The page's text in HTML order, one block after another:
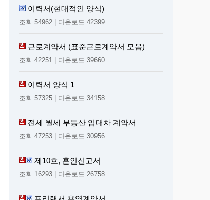
이력서(현대적인 양식)
조회 54962 | 다운로드 42399
근로계약서 (표준근로계약서 모음)
조회 42251 | 다운로드 39660
이력서 양식 1
조회 57325 | 다운로드 34158
전세 월세 부동산 임대차 계약서
조회 47253 | 다운로드 30956
제10호, 혼인신고서
조회 16293 | 다운로드 26758